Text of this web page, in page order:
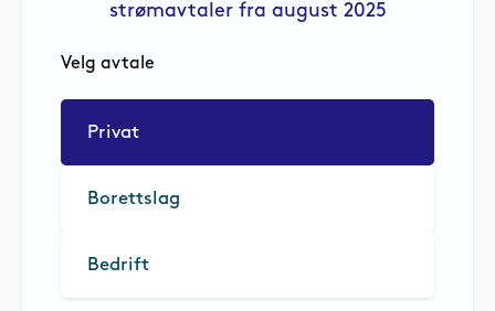
strømavtaler fra august 2025
Velg avtale
Privat
Borettslag
Bedrift